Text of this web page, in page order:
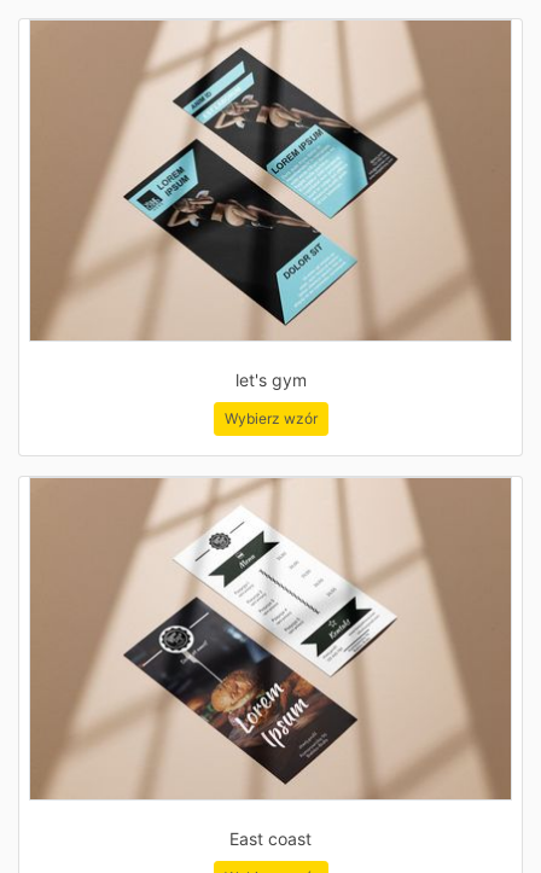
let's gym
Wybierz wzór
East coast